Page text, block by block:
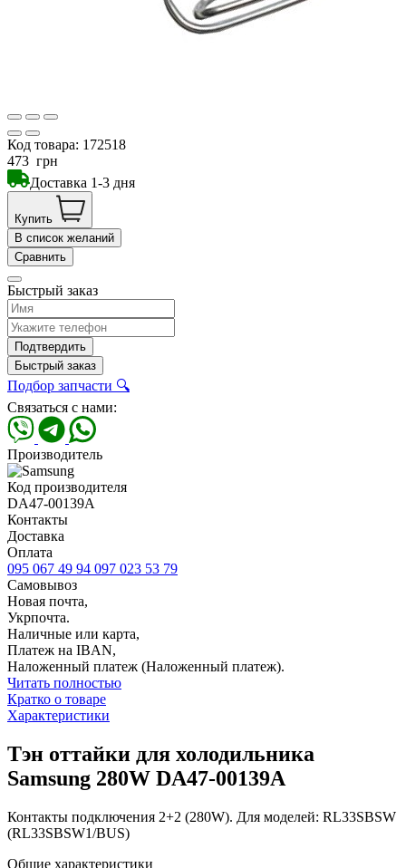
Код товара: 172518
473 грн
Доставка 1-3 дня
Купить
В список желаний
Сравнить
Быстрый заказ
Подтвердить
Быстрый заказ
Подбор запчасти 🔍
Связаться с нами:
Производитель
Код производителя
DA47-00139A
Контакты
Доставка
Оплата
095 067 49 94 097 023 53 79
Самовывоз
Новая почта,
Укрпочта.
Наличные или карта,
Платеж на IBAN,
Наложенный платеж (Наложенный платеж).
Читать полностью
Кратко о товаре
Характеристики
Тэн оттайки для холодильника
Samsung 280W DA47-00139A
Контакты подключения 2+2 (280W). Для моделей: RL33SBSW
(RL33SBSW1/BUS)
Общие характеристики